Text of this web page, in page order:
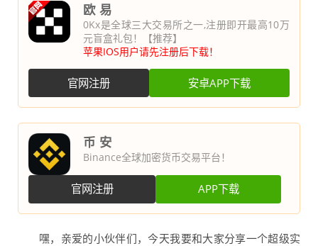
欧 易
0Kx是全球三大交易所之一,注册即开最高10万
元盲盒礼包！【推荐】
苹果IOS用户请先注册后下载！
官网注册 安卓APP下载
币 安
Binance全球加密货币交易平台！
官网注册 APP下载
嘿，亲爱的小伙伴们，今天我要和大家分享一个超级实